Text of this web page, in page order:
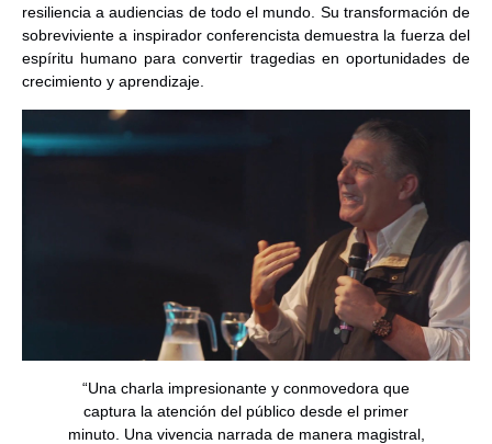
resiliencia a audiencias de todo el mundo. Su transformación de
sobreviviente a inspirador conferencista demuestra la fuerza del
espíritu humano para convertir tragedias en oportunidades de
crecimiento y aprendizaje.
“Una charla impresionante y conmovedora que
captura la atención del público desde el primer
minuto. Una vivencia narrada de manera magistral,